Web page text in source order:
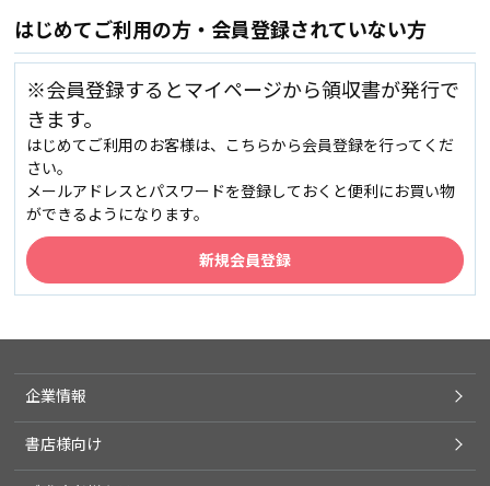
はじめてご利用の方・会員登録されていない方
※会員登録するとマイページから領収書が発行で
きます。
はじめてご利用のお客様は、こちらから会員登録を行ってくだ
さい。
メールアドレスとパスワードを登録しておくと便利にお買い物
ができるようになります。
企業情報
書店様向け